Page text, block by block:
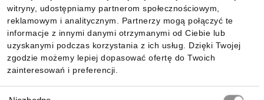
witryny, udostępniamy partnerom społecznościowym,
reklamowym i analitycznym. Partnerzy mogą połączyć te
informacje z innymi danymi otrzymanymi od Ciebie lub
uzyskanymi podczas korzystania z ich usług. Dzięki Twojej
zgodzie możemy lepiej dopasować ofertę do Twoich
zainteresowań i preferencji.
Pobierz naszą aplikację mobilną: